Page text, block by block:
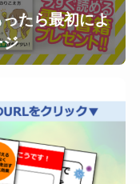
たら最初によ
ジ